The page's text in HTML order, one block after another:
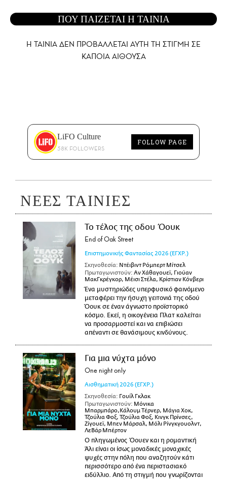
ΠΟΥ ΠΑΙΖΕΤΑΙ Η ΤΑΙΝΙΑ
Η ΤΑΙΝΙΑ ΔΕΝ ΠΡΟΒΑΛΛΕΤΑΙ AYTH ΤΗ ΣΤΙΓΜΗ ΣΕ
ΚΑΠΟΙΑ ΑΙΘΟΥΣΑ
LiFO Culture
58K FOLLOWERS
FOLLOW PAGE
ΝΕΕΣ ΤΑΙΝΙΕΣ
Το τέλος της οδου Όουκ
End of Oak Street
Επιστημονικής Φαντασίας 2026 (ΕΓΧΡ.)
Σκηνοθεσία: Ντέιβιντ Ρόμπερτ Μίτσελ
Πρωταγωνιστούν: Αν Χάθαγουεϊ, Γιούαν
ΜακΓκρέγκορ, Μέισι Στέλα, Κρίστιαν Κόνβερι
Ένα μυστηριώδες υπερφυσικό φαινόμενο
μεταφέρει την ήσυχη γειτονιά της οδού
Όουκ σε έναν άγνωστο προϊστορικό
κόσμο. Εκεί, η οικογένεια Πλατ καλείται
να προσαρμοστεί και να επιβιώσει
απέναντι σε θανάσιμους κινδύνους.
Για μια νύχτα μόνο
One night only
Αισθηματική 2026 (ΕΓΧΡ.)
Σκηνοθεσία: Γουίλ Γκλακ
Πρωταγωνιστούν: Μόνικα
Μπαρμπάρο,Κάλουμ Τέρνερ, Μάγια Χοκ,
Τζούλια Φοξ, Τζούλια Φοξ, Κινγκ Πρίνσες,
Ζίγουεϊ, Μπεν Μάρσαλ, Μόλι Ρίνγκγουολντ,
ΛεΒάρ Μπέρτον
Ο πληγωμένος Όουεν και η ρομαντική
Άλι είναι οι ίσως μοναδικές μοναχικές
ψυχές στην πόλη που αναζητούν κάτι
περισσότερο από ένα περιστασιακό
ειδύλλιο. Από τη στιγμή που γνωρίζονται